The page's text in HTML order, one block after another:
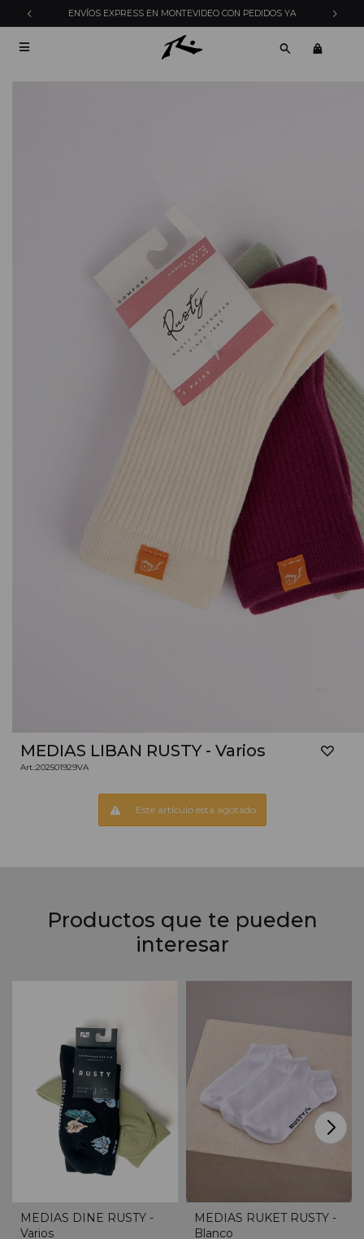
ENVÍOS EXPRESS EN MONTEVIDEO CON PEDIDOS YA

MEDIAS LIBAN RUSTY - Varios
202501929VA
Este artículo está agotado.
Productos que te pueden
interesar
MEDIAS DINE RUSTY -
Varios
MEDIAS RUKET RUSTY -
Blanco